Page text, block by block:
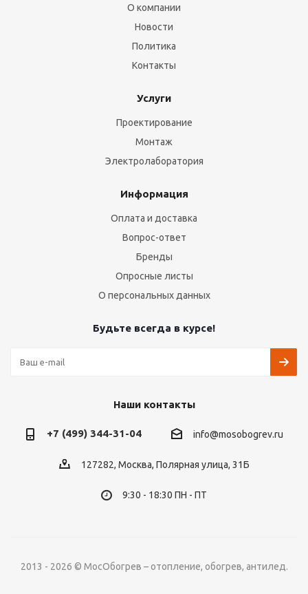
О компании
Новости
Политика
Контакты
Услуги
Проектирование
Монтаж
Электролаборатория
Информация
Оплата и доставка
Вопрос-ответ
Бренды
Опросные листы
О персональных данных
Будьте всегда в курсе!
Наши контакты
+7 (499) 344-31-04 info@mosobogrev.ru
127282, Москва, Полярная улица, 31Б
9:30 - 18:30 ПН - ПТ
2013 - 2026 © МосОбогрев – отопление, обогрев, антилед.